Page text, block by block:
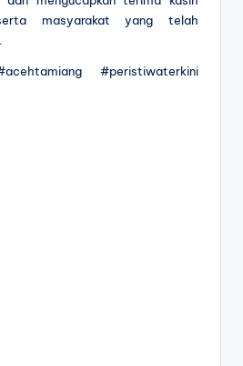
masyarakat yang telah
#peristiwaterkini